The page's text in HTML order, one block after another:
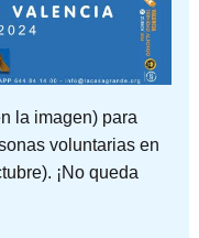
la imagen) para
voluntarias en
¡No queda